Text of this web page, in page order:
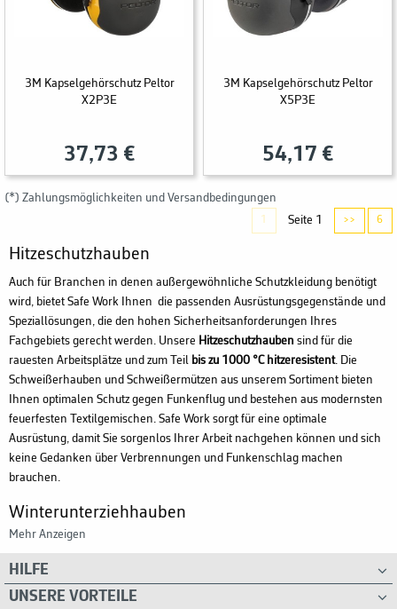
3M Kapselgehörschutz Peltor
X2P3E
37,73 €
3M Kapselgehörschutz Peltor
X5P3E
54,17 €
(*) Zahlungsmöglichkeiten und Versandbedingungen
1 Seite 1 >> 6
Hitzeschutzhauben
Auch für Branchen in denen außergewöhnliche Schutzkleidung benötigt
wird, bietet Safe Work Ihnen die passenden Ausrüstungsgegenstände und
Speziallösungen, die den hohen Sicherheitsanforderungen Ihres
Fachgebiets gerecht werden. Unsere Hitzeschutzhauben sind für die
rauesten Arbeitsplätze und zum Teil bis zu 1000 °C hitzeresistent. Die
Schweißerhauben und Schweißermützen aus unserem Sortiment bieten
Ihnen optimalen Schutz gegen Funkenflug und bestehen aus modernsten
feuerfesten Textilgemischen. Safe Work sorgt für eine optimale
Ausrüstung, damit Sie sorgenlos Ihrer Arbeit nachgehen können und sich
keine Gedanken über Verbrennungen und Funkenschlag machen
brauchen.
Winterunterziehhauben
Arbeitsschutz spielt im Winter eine noch größere Rolle als sonst. Aufgrund
der eisigen Temperaturen können Helm und andere
führen. Vereisen Kunststoffteile oder andere, nicht textile, Bestandteile
Mehr Anzeigen
HILFE
UNSERE VORTEILE